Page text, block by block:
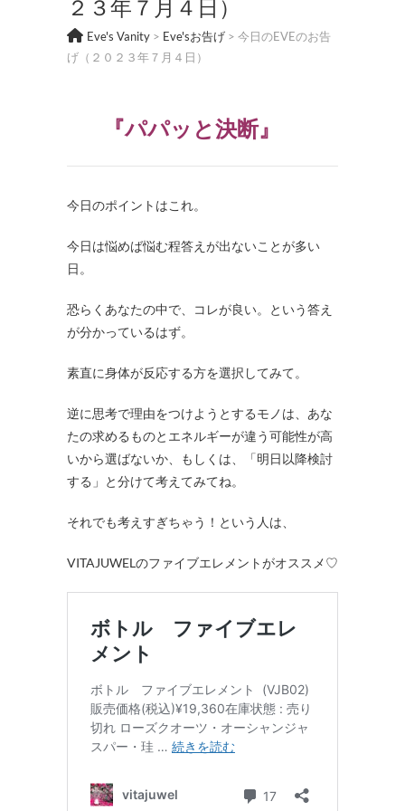
２３年７月４日）
Eve's Vanity > Eve'sお告げ > 今日のEVEのお告
げ（２０２３年７月４日）
『パパッと決断』
今日のポイントはこれ。
今日は悩めば悩む程答えが出ないことが多い
日。
恐らくあなたの中で、コレが良い。という答え
が分かっているはず。
素直に身体が反応する方を選択してみて。
逆に思考で理由をつけようとするモノは、あな
たの求めるものとエネルギーが違う可能性が高
いから選ばないか、もしくは、「明日以降検討
する」と分けて考えてみてね。
それでも考えすぎちゃう！という人は、
VITAJUWELのファイブエレメントがオススメ♡